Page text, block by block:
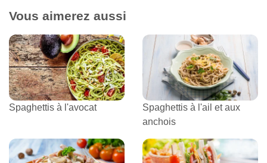
Vous aimerez aussi
Spaghettis à l'avocat
Spaghettis à l'ail et aux
anchois